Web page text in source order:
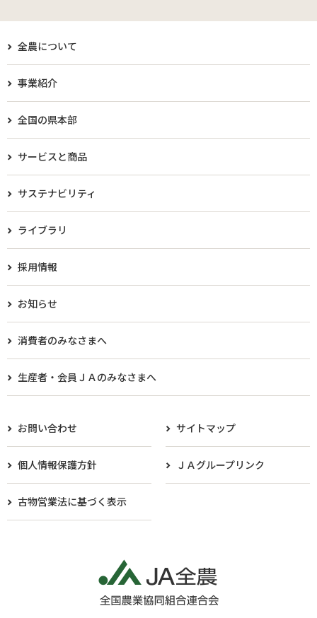
全農について
事業紹介
全国の県本部
サービスと商品
サステナビリティ
ライブラリ
採用情報
お知らせ
消費者のみなさまへ
生産者・会員ＪＡのみなさまへ​
お問い合わせ サイトマップ
個人情報保護方針 ＪＡグループリンク
古物営業法に基づく表示